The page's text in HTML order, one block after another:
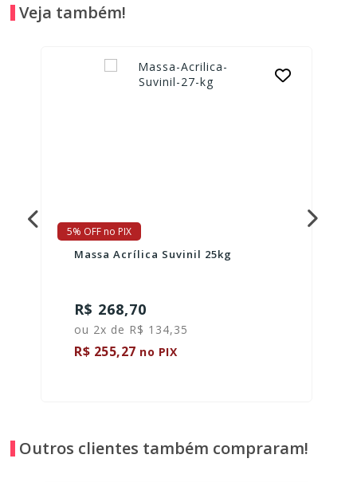
Veja também!
5% OFF no PIX
Massa Acrílica Suvinil 25kg
R$ 268,70
ou 2x de R$ 134,35
R$ 255,27 no PIX
Outros clientes também compraram!